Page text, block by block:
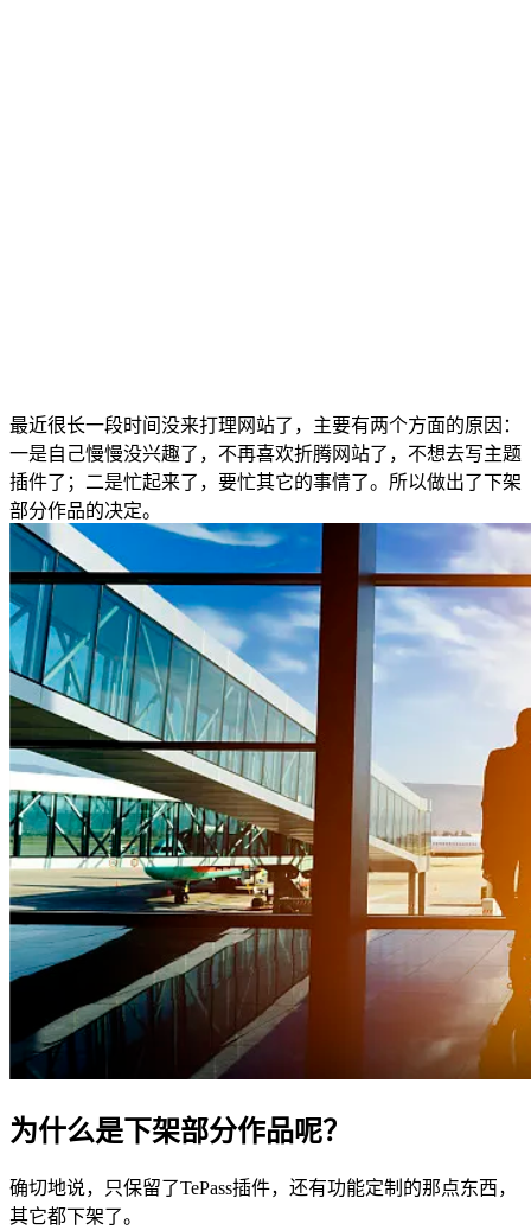
最近很长一段时间没来打理网站了，主要有两个方面的原因：
一是自己慢慢没兴趣了，不再喜欢折腾网站了，不想去写主题
插件了；二是忙起来了，要忙其它的事情了。所以做出了下架
部分作品的决定。
为什么是下架部分作品呢？
确切地说，只保留了TePass插件，还有功能定制的那点东西，
其它都下架了。